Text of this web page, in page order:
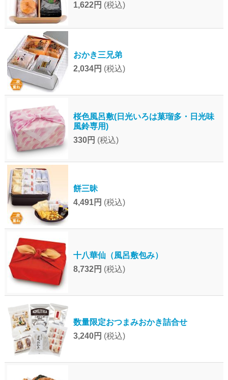
1,622円 (税込)
おかき三兄弟
2,034円 (税込)
桜色風呂敷(日光いろは菓瑠多・日光味
風鈴専用)
330円 (税込)
餅三昧
4,491円 (税込)
十八華仙（風呂敷包み）
8,732円 (税込)
数量限定おつまみおかき詰合せ
3,240円 (税込)